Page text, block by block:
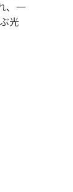
、一
光